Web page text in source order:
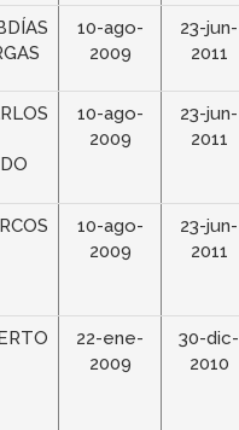
10-ago-
2009
23-jun-
2011
10-ago-
2009
23-jun-
2011
10-ago-
2009
23-jun-
2011
22-ene-
2009
30-dic-
2010